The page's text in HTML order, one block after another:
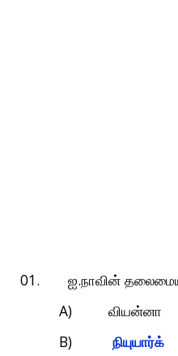
01. ஐ.நாவின்
A) வியன்னா
B) நியுயார்க்